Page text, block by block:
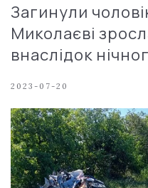
Загинули
Миколаєві
внаслідок
2023-07-20